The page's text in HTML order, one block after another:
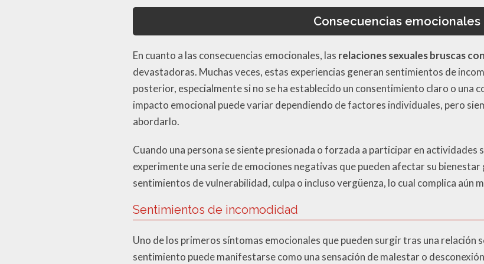
Consecuencias emocionales
En cuanto a las consecuencias emocionales, las relaciones sexuales bruscas
devastadoras. Muchas veces, estas experiencias generan sentimientos de
posterior, especialmente si no se ha establecido un consentimiento claro o una
impacto emocional puede variar dependiendo de factores individuales, pero
abordarlo.
Cuando una persona se siente presionada o forzada a participar en actividades
experimente una serie de emociones negativas que pueden afectar su
sentimientos de vulnerabilidad, culpa o incluso vergüenza, lo cual complica aún
Sentimientos de incomodidad
Uno de los primeros síntomas emocionales que pueden surgir tras una relación
sentimiento puede manifestarse como una sensación de malestar o